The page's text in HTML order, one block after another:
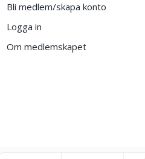
Bli medlem/skapa konto
Logga in
Om medlemskapet